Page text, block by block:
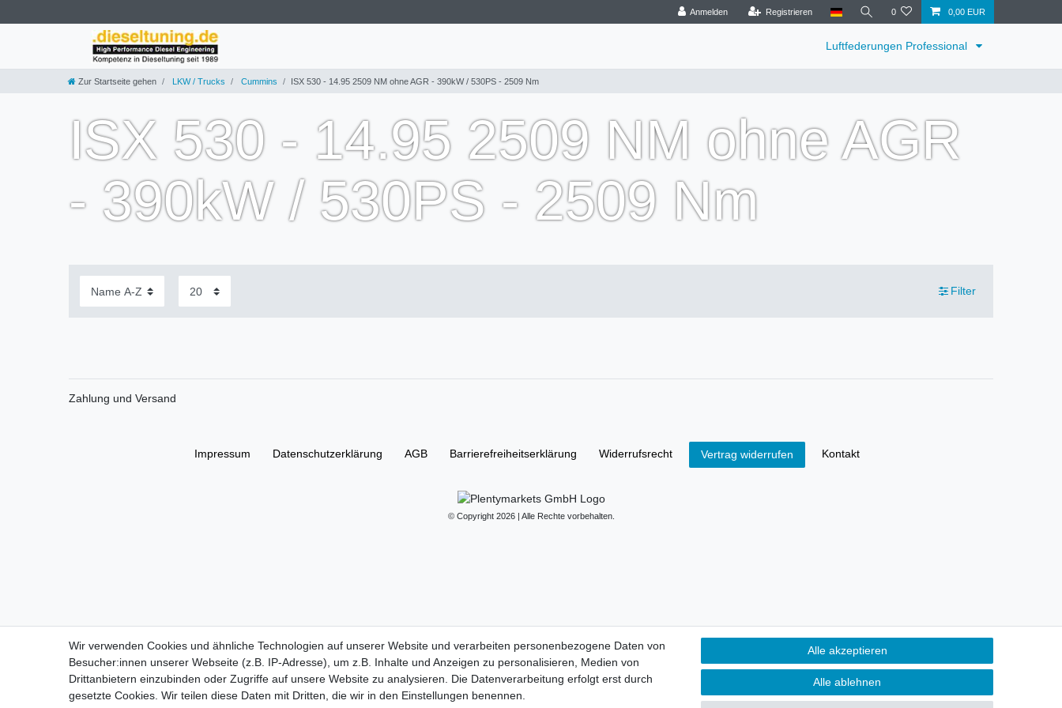
Anmelden Registrieren 0 0,00 EUR
Luftfederungen Professional
Zur Startseite gehen LKW / Trucks Cummins ISX 530 - 14.95 2509 NM ohne AGR - 390kW / 530PS - 2509 Nm
ISX 530 - 14.95 2509 NM ohne AGR
- 390kW / 530PS - 2509 Nm
Filter
Zahlung und Versand
Impressum Daten­schutz­erklärung AGB Barrierefreiheitserklärung Widerrufs­recht Vertrag widerrufen Kontakt
© Copyright 2026 | Alle Rechte vorbehalten.
Wir verwenden Cookies und ähnliche Technologien auf unserer Website und verarbeiten personenbezogene Daten von
Besucher:innen unserer Webseite (z.B. IP-Adresse), um z.B. Inhalte und Anzeigen zu personalisieren, Medien von
Drittanbietern einzubinden oder Zugriffe auf unsere Website zu analysieren. Die Datenverarbeitung erfolgt erst durch
gesetzte Cookies. Wir teilen diese Daten mit Dritten, die wir in den Einstellungen benennen.
Alle akzeptieren
Alle ablehnen